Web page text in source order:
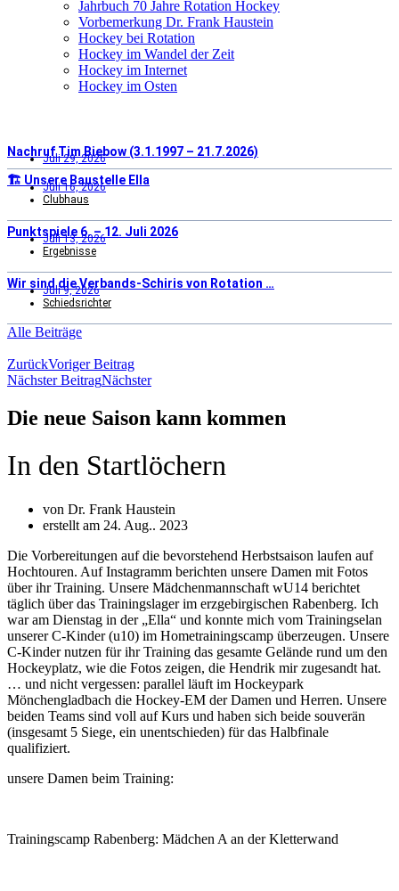
Jahrbuch 70 Jahre Rotation Hockey
Vorbemerkung Dr. Frank Haustein
Hockey bei Rotation
Hockey im Wandel der Zeit
Hockey im Internet
Hockey im Osten
Juli 29, 2026
Nachruf Tim Biebow (3.1.1997 – 21.7.2026)
Juli 16, 2026
🏗️ Unsere Baustelle Ella
Clubhaus
Juli 13, 2026
Punktspiele 6. – 12. Juli 2026
Ergebnisse
Juli 9, 2026
Wir sind die Verbands-Schiris von Rotation …
Schiedsrichter
Alle Beiträge
ZurückVoriger Beitrag
Nächster BeitragNächster
Die neue Saison kann kommen
In den Startlöchern
von Dr. Frank Haustein
erstellt am 24. Aug.. 2023
Die Vorbereitungen auf die bevorstehend Herbstsaison laufen auf
Hochtouren. Auf Instagramm berichten unsere Damen mit Fotos
über ihr Training. Unsere Mädchenmannschaft wU14 berichtet
täglich über das Trainingslager im erzgebirgischen Rabenberg. Ich
war am Dienstag in der „Ella“ und konnte mich vom Trainingselan
unserer C-Kinder (u10) im Hometrainingscamp überzeugen. Unsere
C-Kinder nutzen für ihr Training das gesamte Gelände rund um den
Hockeyplatz, wie die Fotos zeigen, die Hendrik mir zugesandt hat.
… und nicht vergessen: parallel läuft im Hockeypark
Mönchengladbach die Hockey-EM der Damen und Herren. Unsere
beiden Teams sind voll auf Kurs und haben sich beide souverän
(insgesamt 5 Siege, ein unentschieden) für das Halbfinale
qualifiziert.
unsere Damen beim Training:
Trainingscamp Rabenberg: Mädchen A an der Kletterwand